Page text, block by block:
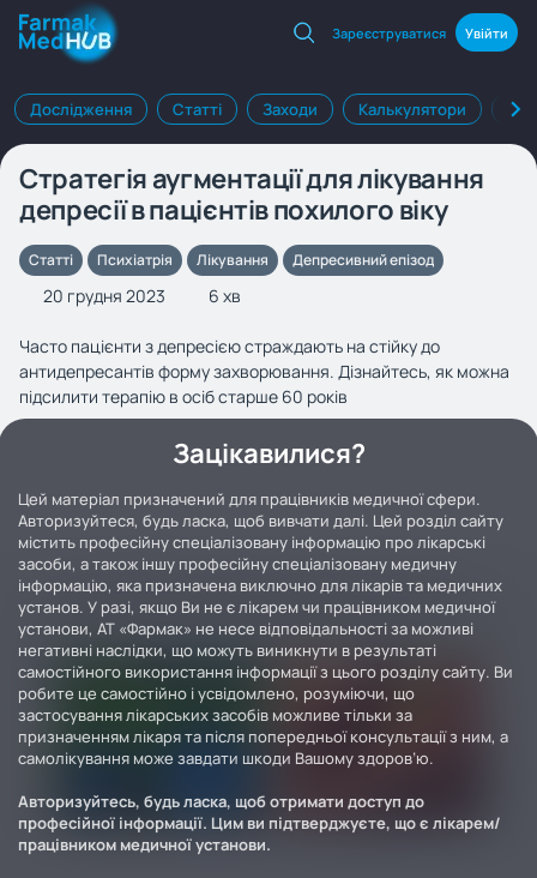
Зареєструватися Увійти
Дослідження Статті Заходи Калькулятори
Стратегія аугментації для лікування
депресії в пацієнтів похилого віку
Статті Психіатрія Лікування Депресивний епізод
20 грудня 2023 6 хв
Часто пацієнти з депресією страждають на стійку до
антидепресантів форму захворювання. Дізнайтесь, як можна
підсилити терапію в осіб старше 60 років
Зацікавилися?
Цей матеріал призначений для працівників медичної сфери.
Авторизуйтеся, будь ласка, щоб вивчати далі. Цей розділ сайту
містить професійну спеціалізовану інформацію про лікарські
засоби, а також іншу професійну спеціалізовану медичну
інформацію, яка призначена виключно для лікарів та медичних
установ. У разі, якщо Ви не є лікарем чи працівником медичної
установи, АТ «Фармак» не несе відповідальності за можливі
негативні наслідки, що можуть виникнути в результаті
самостійного використання інформації з цього розділу сайту. Ви
робите це самостійно і усвідомлено, розуміючи, що
застосування лікарських засобів можливе тільки за
призначенням лікаря та після попередньої консультації з ним, а
самолікування може завдати шкоди Вашому здоров’ю.
Авторизуйтесь, будь ласка, щоб отримати доступ до
професійної інформації. Цим ви підтверджуєте, що є лікарем/
працівником медичної установи.